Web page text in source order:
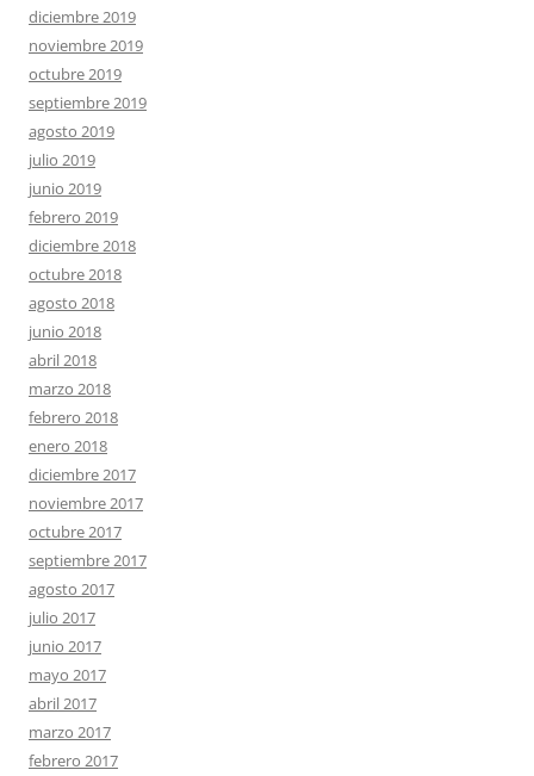
diciembre 2019
noviembre 2019
octubre 2019
septiembre 2019
agosto 2019
julio 2019
junio 2019
febrero 2019
diciembre 2018
octubre 2018
agosto 2018
junio 2018
abril 2018
marzo 2018
febrero 2018
enero 2018
diciembre 2017
noviembre 2017
octubre 2017
septiembre 2017
agosto 2017
julio 2017
junio 2017
mayo 2017
abril 2017
marzo 2017
febrero 2017